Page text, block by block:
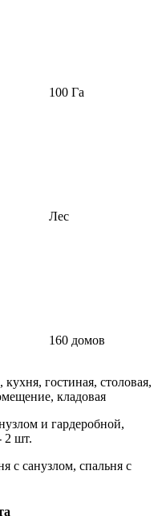
100 Га
Лес
160 домов
кухня, гостиная, столовая,
кладовая
и гардеробной,
2 шт.
с санузлом, спальня с